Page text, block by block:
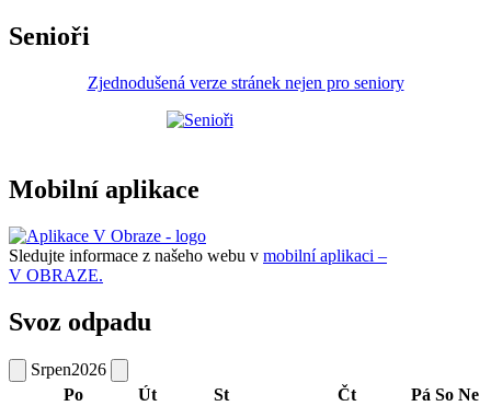
Senioři
Zjednodušená verze stránek nejen pro seniory
Mobilní aplikace
Sledujte informace z našeho webu v mobilní aplikaci –
V OBRAZE.
Svoz odpadu
Srpen2026
Po
Út St Čt Pá So Ne